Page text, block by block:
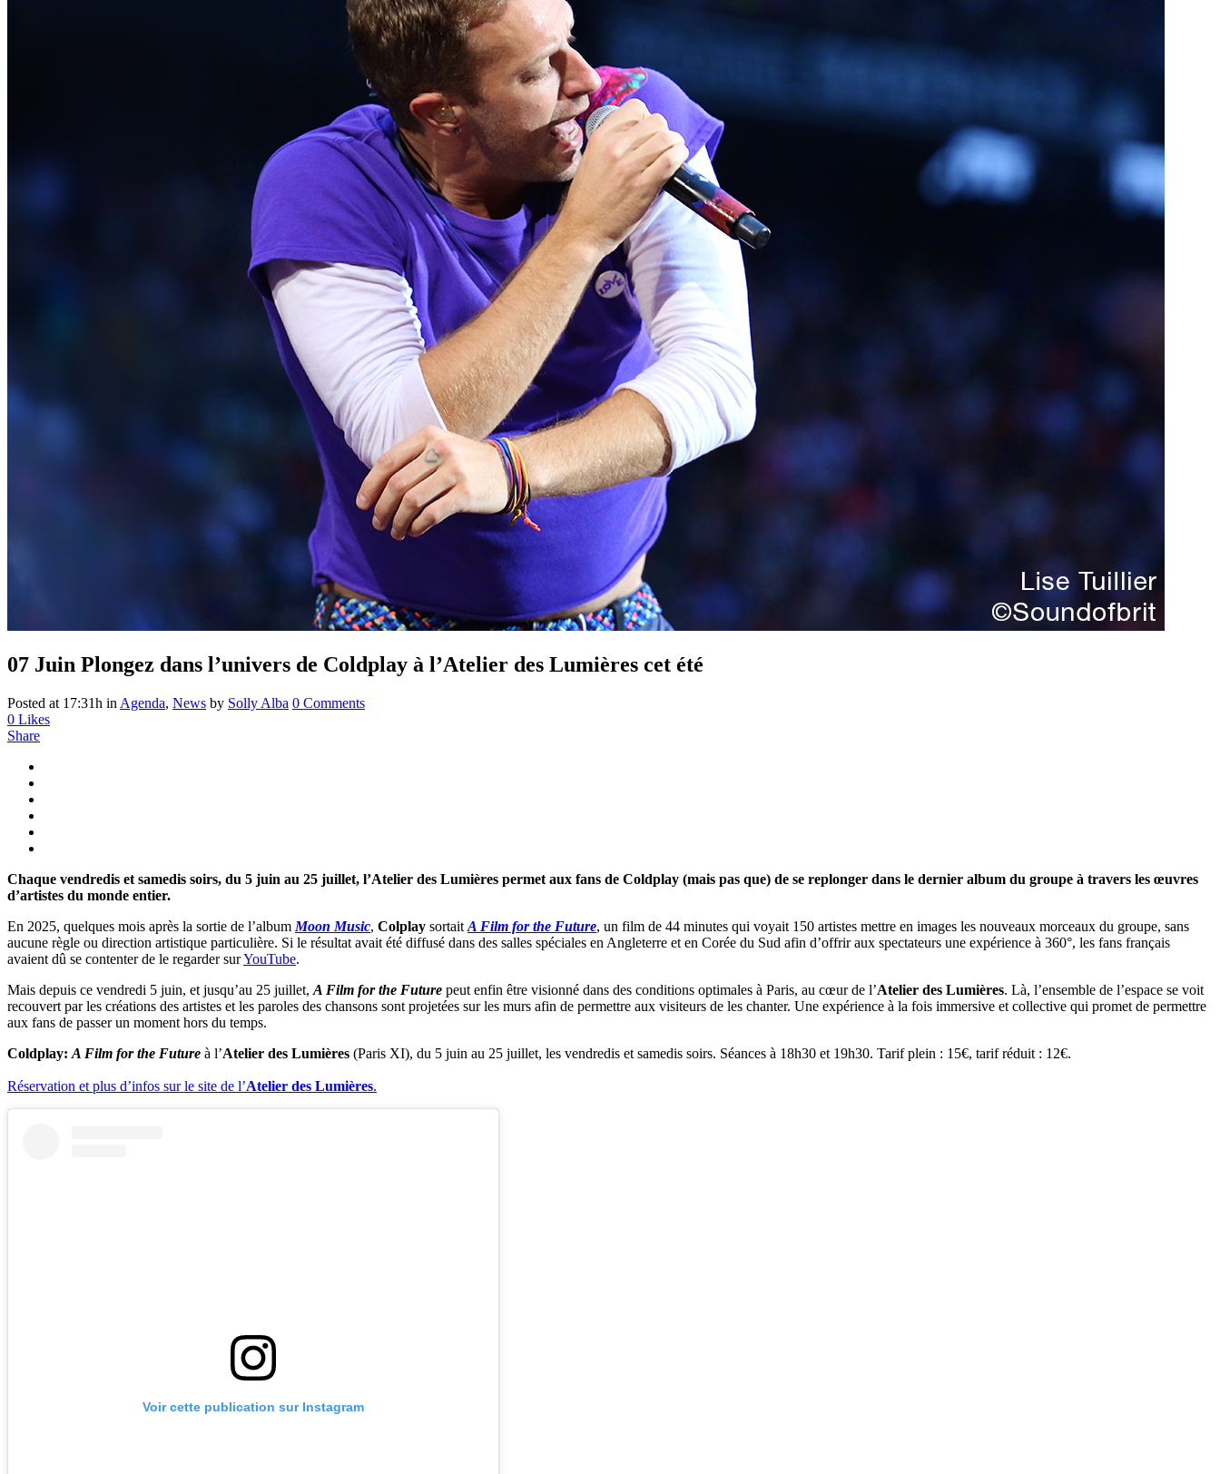
07 Juin Plongez dans l’univers de Coldplay à l’Atelier des Lumières cet été
Posted at 17:31h in Agenda, News by Solly Alba 0 Comments
0 Likes
Share
Chaque vendredis et samedis soirs, du 5 juin au 25 juillet, l’Atelier des Lumières permet aux fans de Coldplay (mais pas que) de se replonger dans le dernier album du groupe à travers les œuvres
d’artistes du monde entier.
En 2025, quelques mois après la sortie de l’album Moon Music, Colplay sortait A Film for the Future, un film de 44 minutes qui voyait 150 artistes mettre en images les nouveaux morceaux du groupe, sans
aucune règle ou direction artistique particulière. Si le résultat avait été diffusé dans des salles spéciales en Angleterre et en Corée du Sud afin d’offrir aux spectateurs une expérience à 360°, les fans français
avaient dû se contenter de le regarder surYouTube.
Mais depuis ce vendredi 5 juin, et jusqu’au 25 juillet, A Film for the Future peut enfin être visionné dans des conditions optimales à Paris, au cœur de l’Atelier des Lumières. Là, l’ensemble de l’espace se voit
recouvert par les créations des artistes et les paroles des chansons sont projetées sur les murs afin de permettre aux visiteurs de les chanter. Une expérience à la fois immersive et collective qui promet de permettre
aux fans de passer un moment hors du temps.
Coldplay: A Film for the Future à l’Atelier des Lumières (Paris XI), du 5 juin au 25 juillet, les vendredis et samedis soirs. Séances à 18h30 et 19h30. Tarif plein : 15€, tarif réduit : 12€.
Réservation et plus d’infos sur le site de l’Atelier des Lumières.
Voir cette publication sur Instagram